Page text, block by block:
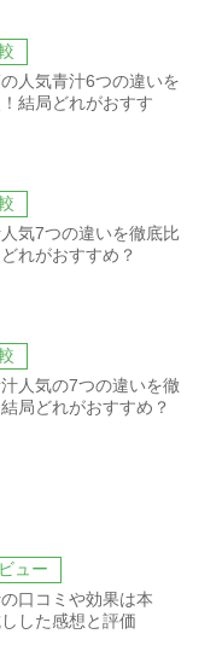
人気青汁6つの違いを
結局どれがおすす
気7つの違いを徹底比
れがおすすめ？
人気の7つの違いを徹
局どれがおすすめ？
ュー
口コミや効果は本
した感想と評価